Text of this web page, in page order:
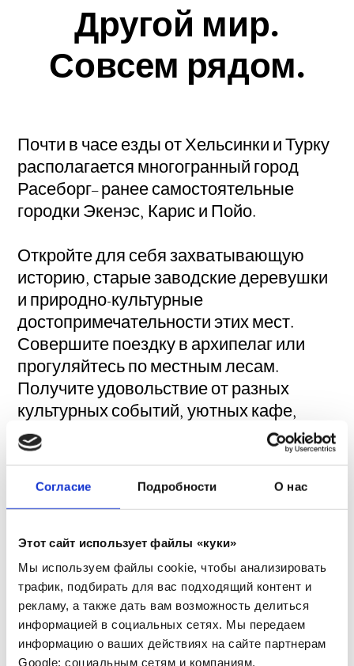
Согласие Подробности О нас
Этот сайт использует файлы «куки»
Мы используем файлы cookie, чтобы анализировать
трафик, подбирать для вас подходящий контент и
рекламу, а также дать вам возможность делиться
информацией в социальных сетях. Мы передаем
информацию о ваших действиях на сайте партнерам
Google: социальным сетям и компаниям,
Другой мир.
Совсем рядом.
Почти в часе езды от Хельсинки и Турку
располагается многогранный город
Расеборг– ранее самостоятельные
городки Экенэс, Карис и Пойо.
Откройте для себя захватывающую
историю, старые заводские деревушки
и природно-культурные
достопримечательности этих мест.
Совершите поездку в архипелаг или
прогуляйтесь по местным лесам.
Получите удовольствие от разных
культурных событий, уютных кафе,
ресторанов и товаров местного
промысла.
отдохнуть от привычной суеты!
Хочется узнать больше? Тогда
отправляйтесь на поиски вдохновения,
посмотрев нашу электронную
брошюру, или закачайте ее в PDF-